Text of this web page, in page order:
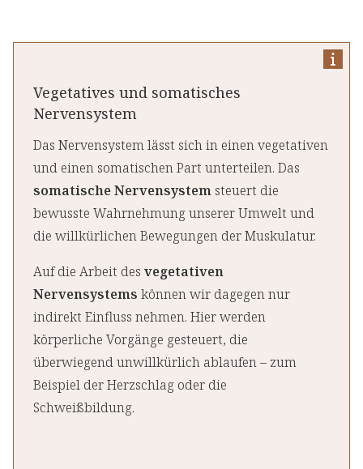
Vegetatives und somatisches
Nervensystem
Das Nervensystem lässt sich in einen vegetativen
und einen somatischen Part unterteilen. Das
somatische Nervensystem steuert die
bewusste Wahrnehmung unserer Umwelt und
die willkürlichen Bewegungen der Muskulatur.
Auf die Arbeit des vegetativen
Nervensystems können wir dagegen nur
indirekt Einfluss nehmen. Hier werden
körperliche Vorgänge gesteuert, die
überwiegend unwillkürlich ablaufen – zum
Beispiel der Herzschlag oder die
Schweißbildung.